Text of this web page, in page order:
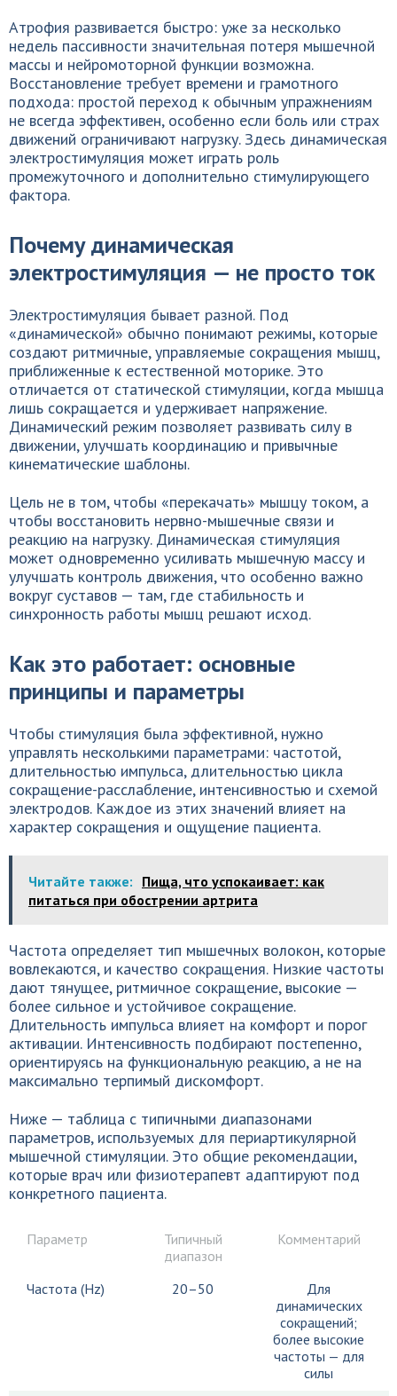
Атрофия развивается быстро: уже за несколько
недель пассивности значительная потеря мышечной
массы и нейромоторной функции возможна.
Восстановление требует времени и грамотного
подхода: простой переход к обычным упражнениям
не всегда эффективен, особенно если боль или страх
движений ограничивают нагрузку. Здесь динамическая
электростимуляция может играть роль
промежуточного и дополнительно стимулирующего
фактора.
Почему динамическая
электростимуляция — не просто ток
Электростимуляция бывает разной. Под
«динамической» обычно понимают режимы, которые
создают ритмичные, управляемые сокращения мышц,
приближенные к естественной моторике. Это
отличается от статической стимуляции, когда мышца
лишь сокращается и удерживает напряжение.
Динамический режим позволяет развивать силу в
движении, улучшать координацию и привычные
кинематические шаблоны.
Цель не в том, чтобы «перекачать» мышцу током, а
чтобы восстановить нервно-мышечные связи и
реакцию на нагрузку. Динамическая стимуляция
может одновременно усиливать мышечную массу и
улучшать контроль движения, что особенно важно
вокруг суставов — там, где стабильность и
синхронность работы мышц решают исход.
Как это работает: основные
принципы и параметры
Чтобы стимуляция была эффективной, нужно
управлять несколькими параметрами: частотой,
длительностью импульса, длительностью цикла
сокращение-расслабление, интенсивностью и схемой
электродов. Каждое из этих значений влияет на
характер сокращения и ощущение пациента.
Читайте также: Пища, что успокаивает: как
питаться при обострении артрита
Частота определяет тип мышечных волокон, которые
вовлекаются, и качество сокращения. Низкие частоты
дают тянущее, ритмичное сокращение, высокие —
более сильное и устойчивое сокращение.
Длительность импульса влияет на комфорт и порог
активации. Интенсивность подбирают постепенно,
ориентируясь на функциональную реакцию, а не на
максимально терпимый дискомфорт.
Ниже — таблица с типичными диапазонами
параметров, используемых для периартикулярной
мышечной стимуляции. Это общие рекомендации,
которые врач или физиотерапевт адаптируют под
конкретного пациента.
Параметр
Типичный
диапазон
Комментарий
Частота (Hz) 20–50
Для
динамических
сокращений;
более высокие
частоты — для
силы